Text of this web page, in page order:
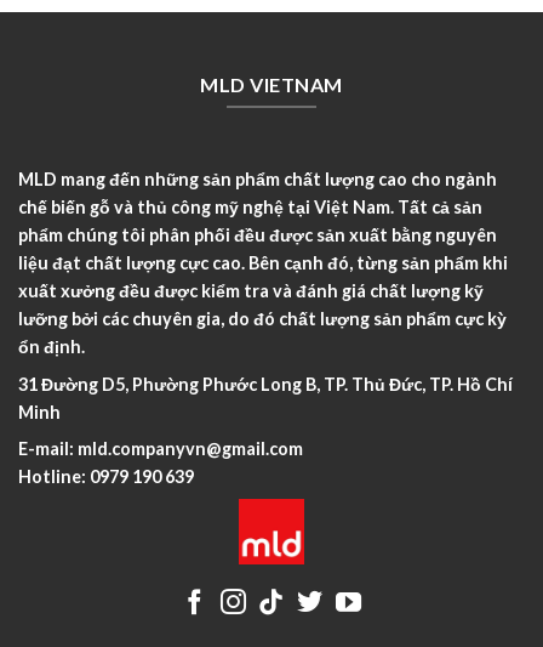
MLD VIETNAM
MLD mang đến những sản phẩm chất lượng cao cho ngành
chế biến gỗ và thủ công mỹ nghệ tại Việt Nam. Tất cả sản
phẩm chúng tôi phân phối đều được sản xuất bằng nguyên
liệu đạt chất lượng cực cao. Bên cạnh đó, từng sản phẩm khi
xuất xưởng đều được kiểm tra và đánh giá chất lượng kỹ
lưỡng bởi các chuyên gia, do đó chất lượng sản phẩm cực kỳ
ổn định.
31 Đường D5, Phường Phước Long B, TP. Thủ Đức, TP. Hồ Chí
Minh
E-mail: mld.companyvn@gmail.com
Hotline: 0979 190 639